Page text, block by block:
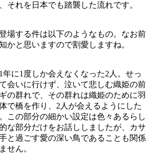
それを日本でも踏襲した流れです。
場する件は以下のようなもの。なお前
かと思いますので割愛しますね。
に1度しか会えなくなった2人。せっ
会いに行けず、泣いて悲しむ織姫の前
の群れで、その群れは織姫のために羽
で橋を作り、2人が会えるようにした
この部分の細かい設定は色々あるらし
な部分だけをお話ししましたが、カサ
と過ごす愛の深い鳥であることも関係
せん。